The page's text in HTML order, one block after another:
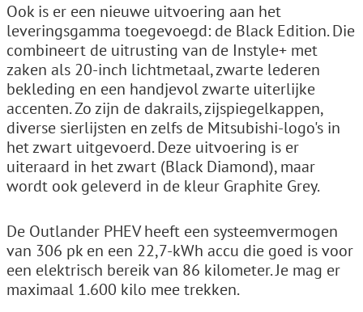
Ook is er een nieuwe uitvoering aan het
leveringsgamma toegevoegd: de Black Edition. Die
combineert de uitrusting van de Instyle+ met
zaken als 20-inch lichtmetaal, zwarte lederen
bekleding en een handjevol zwarte uiterlijke
accenten. Zo zijn de dakrails, zijspiegelkappen,
diverse sierlijsten en zelfs de Mitsubishi-logo's in
het zwart uitgevoerd. Deze uitvoering is er
uiteraard in het zwart (Black Diamond), maar
wordt ook geleverd in de kleur Graphite Grey.
De Outlander PHEV heeft een systeemvermogen
van 306 pk en een 22,7-kWh accu die goed is voor
een elektrisch bereik van 86 kilometer. Je mag er
maximaal 1.600 kilo mee trekken.